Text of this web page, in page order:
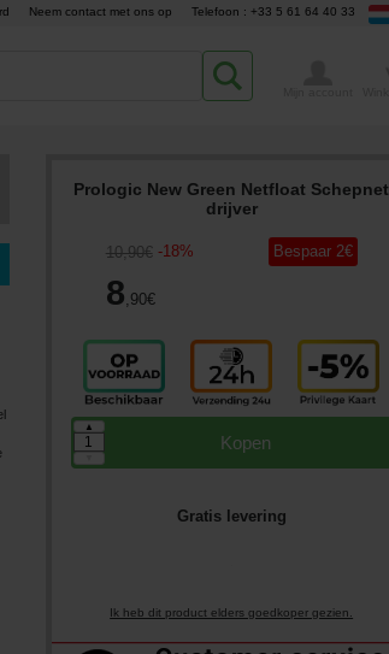
Neem contact met ons op Telefoon : +33 5 61 64 40 33
Prologic New Green Netfloat Schepnet
drijver
10,90€ -18%
8,90€
Bespaar 2€
Kopen
▲
Gratis levering
Ik heb dit product elders goedkoper gezien.